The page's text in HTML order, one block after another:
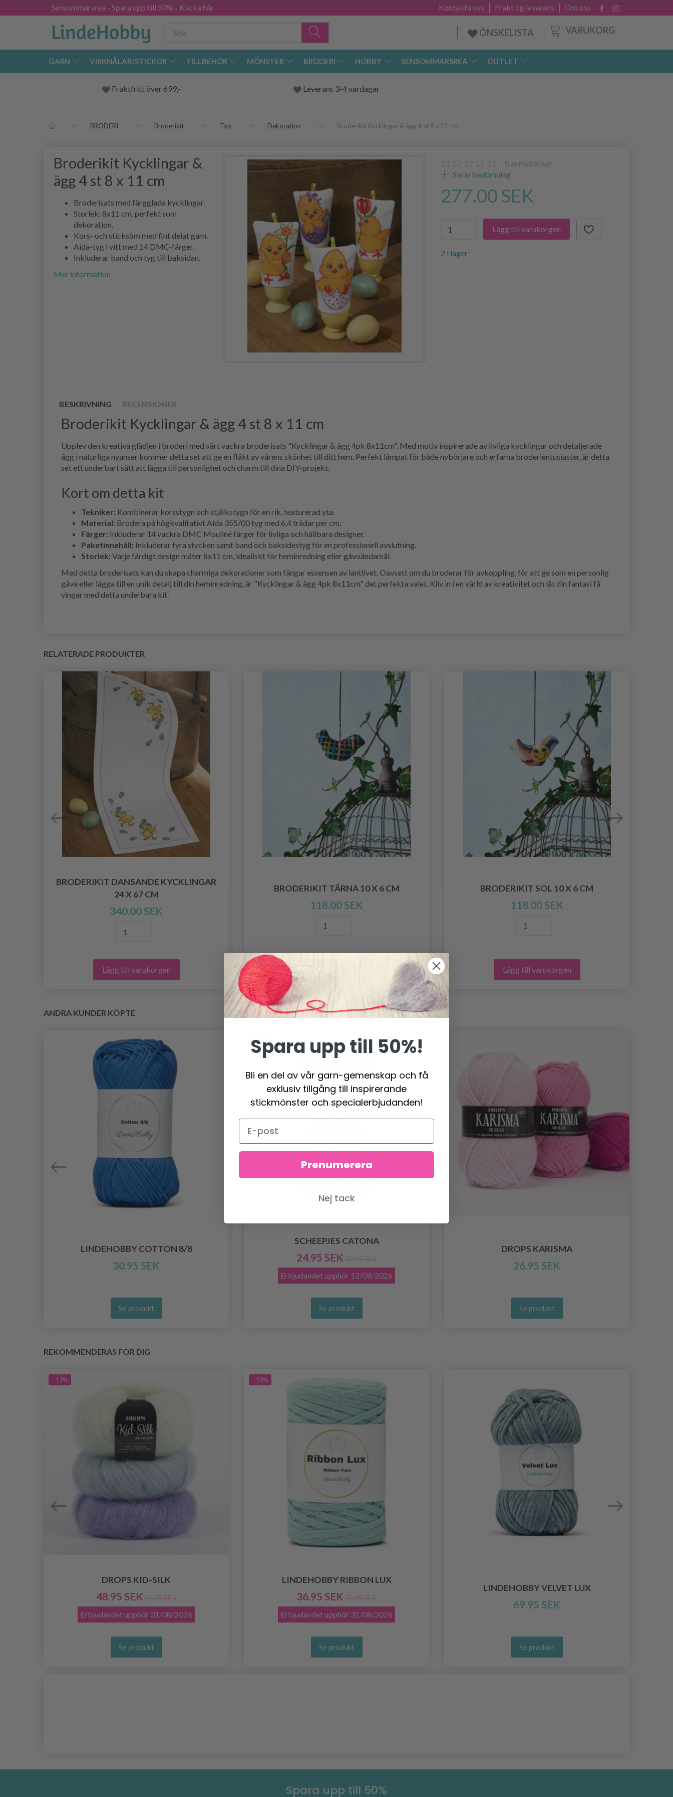
Sensommarsrea - Spara upp till 50% - Klicka här Om oss
Frakt og leverans
Kontakta oss
VARUKORG
ÖNSKELISTA
GARN VIRKNÅLAR/STICKOR TILLBEHÖR MÖNSTER BRODERI HOBBY SENSOMMARSREA OUTLET
Fraktfritt över 699,- Leverans 3-4 vardagar
BRODERI Broderikit Typ Dekoration Broderikit Kycklingar & ägg 4 st 8 x 11 cm
Broderikit Kycklingar &
ägg 4 st 8 x 11 cm
Broderisats med färgglada kycklingar.
Storlek: 8x11 cm, perfekt som
dekoration.
Kors- och sticksöm med fint delat garn.
Aida-tyg i vitt med 14 DMC-färger.
Inkluderar band och tyg till baksidan.
Mer information
0 anmeldelser
Skriv bedömning
277.00 SEK
Lägg till varukorgen
2 i lager
BESKRIVNING RECENSIONER
Broderikit Kycklingar & ägg 4 st 8 x 11 cm
Upplev den kreativa glädjen i broderi med vårt vackra broderisats "Kycklingar & ägg 4pk 8x11cm". Med motiv inspirerade av livliga kycklingar och detaljerade
ägg i naturliga nyanser kommer detta set att ge en fläkt av vårens skönhet till ditt hem. Perfekt lämpat för både nybörjare och erfarna broderientusiaster, är detta
set ett underbart sätt att lägga till personlighet och charm till dina DIY-projekt.
Kort om detta kit
Tekniker: Kombinerar korsstygn och stjälkstygn för en rik, texturerad yta.
Material: Brodera på högkvalitativt Aida 355/00 tyg med 6,4 trådar per cm.
Färger: Inkluderar 14 vackra DMC Mouliné färger för livliga och hållbara designer.
Paketinnehåll: Inkluderar fyra stycken samt band och baksidestyg för en professionell avslutning.
Storlek: Varje färdigt design mäter 8x11 cm, idealiskt för heminredning eller gåvoändamål.
Med detta broderisats kan du skapa charmiga dekorationer som fångar essensen av lantlivet. Oavsett om du broderar för avkoppling, för att ge som en personlig
gåva eller lägga till en unik detalj till din heminredning, är "Kycklingar & ägg 4pk 8x11cm" det perfekta valet. Kliv in i en värld av kreativitet och låt din fantasi få
vingar med detta underbara kit.
RELATERADE PRODUKTER
BRODERIKIT DANSANDE KYCKLINGAR
24 X 67 CM
340.00 SEK
Lägg till varukorgen
BRODERIKIT TÄRNA 10 X 6 CM
118.00 SEK
Lägg till varukorgen
BRODERIKIT SOL 10 X 6 CM
118.00 SEK
Lägg till varukorgen
ANDRA KUNDER KÖPTE
LINDEHOBBY COTTON 8/8
30.95 SEK
Se produkt
- 19%
SCHEEPJES CATONA
24.95 SEK 30.95 SEK
Erbjudandet upphör 12/08/2026
Se produkt
DROPS KARISMA
26.95 SEK
Se produkt
REKOMMENDERAS FÖR DIG
- 13%
DROPS KID-SILK
48.95 SEK 55.95 SEK
Erbjudandet upphör 31/08/2026
Se produkt
- 50%
LINDEHOBBY RIBBON LUX
36.95 SEK 73.95 SEK
Erbjudandet upphör 31/08/2026
Se produkt
LINDEHOBBY VELVET LUX
69.95 SEK
Se produkt
Spara upp till 50%
Spara upp till 50%!
Bli en del av vår garn-gemenskap och få
exklusiv tillgång till inspirerande
stickmönster och specialerbjudanden!
Prenumerera
Nej tack